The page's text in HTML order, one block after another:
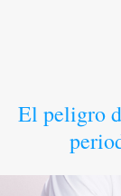
El peligro